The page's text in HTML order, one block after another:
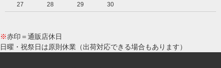
27
28 29 30
※赤印＝通販店休日
日曜・祝祭日は原則休業（出荷対応できる場合もあります）